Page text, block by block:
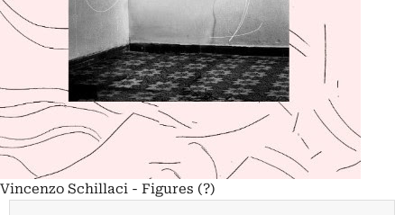
Vincenzo Schillaci - Figures (?)